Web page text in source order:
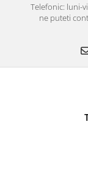
Telefonic: luni-
ne puteti